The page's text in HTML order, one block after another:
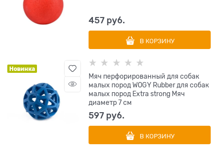
457 руб.
В КОРЗИНУ
Новинка
Мяч перфорированный для собак
малых пород WOGY Rubber для собак
малых пород Extra strong Мяч
диаметр 7 см
597 руб.
В КОРЗИНУ